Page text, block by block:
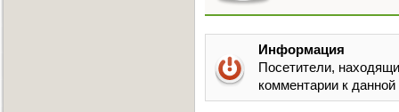
Информация
Посетители,
комментарии к